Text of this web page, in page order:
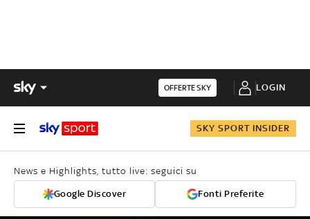
OFFERTE SKY LOGIN
SKY SPORT INSIDER
News e Highlights, tutto live: seguici su
Google Discover Fonti Preferite